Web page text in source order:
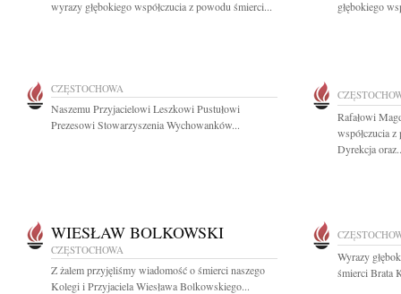
wyrazy głębokiego współczucia z powodu śmierci...
głębokiego
CZĘSTOCHOWA
Naszemu Przyjacielowi Leszkowi Pustułowi
Prezesowi Stowarzyszenia Wychowanków...
Rafałowi
współczucia
Dyrekcja
WIESŁAW BOLKOWSKI
CZĘSTOCHOWA
Z żalem przyjęliśmy wiadomość o śmierci naszego
Kolegi i Przyjaciela Wiesława Bolkowskiego...
Wyrazy
śmierci Brata